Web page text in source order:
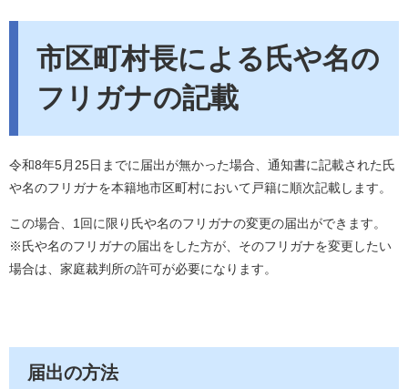
市区町村長による氏や名の
フリガナの記載
令和8年5月25日までに届出が無かった場合、通知書に記載された氏
や名のフリガナを本籍地市区町村において戸籍に順次記載します。
この場合、1回に限り氏や名のフリガナの変更の届出ができます。
※氏や名のフリガナの届出をした方が、そのフリガナを変更したい
場合は、家庭裁判所の許可が必要になります。
届出の方法